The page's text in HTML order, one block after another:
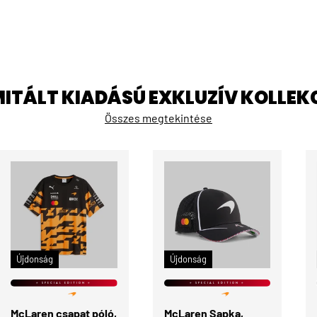
KIADÁSÚ EXKLUZÍV
Összes megtekintése
Újdonság
⭐ SPECIAL EDITION ⭐
McLaren csapat póló,
Újdonság
⭐ SPECIAL EDITION ⭐
McLaren Sapka,